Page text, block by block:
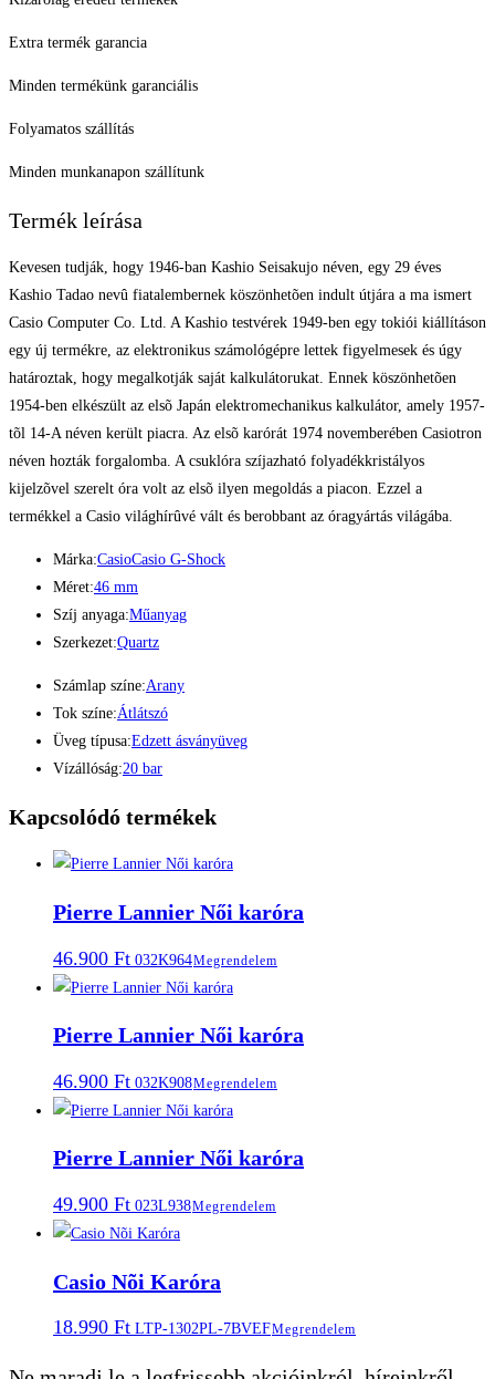
Extra termék garancia
Minden termékünk garanciális
Folyamatos szállítás
Minden munkanapon szállítunk
Termék leírása
Kevesen tudják, hogy 1946-ban Kashio Seisakujo néven, egy 29 éves
Kashio Tadao nevû fiatalembernek köszönhetõen indult útjára a ma ismert
Casio Computer Co. Ltd. A Kashio testvérek 1949-ben egy tokiói kiállításon
egy új termékre, az elektronikus számológépre lettek figyelmesek és úgy
határoztak, hogy megalkotják saját kalkulátorukat. Ennek köszönhetõen
1954-ben elkészült az elsõ Japán elektromechanikus kalkulátor, amely 1957-
tõl 14-A néven került piacra. Az elsõ karórát 1974 novemberében Casiotron
néven hozták forgalomba. A csuklóra szíjazható folyadékkristályos
kijelzõvel szerelt óra volt az elsõ ilyen megoldás a piacon. Ezzel a
termékkel a Casio világhírûvé vált és berobbant az óragyártás világába.
Márka:CasioCasio G-Shock
Méret:46 mm
Szíj anyaga:Műanyag
Szerkezet:Quartz
Számlap színe:Arany
Tok színe:Átlátszó
Üveg típusa:Edzett ásványüveg
Vízállóság:20 bar
Kapcsolódó termékek
Pierre Lannier Női karóra
46.900 Ft 032K964Megrendelem
Pierre Lannier Női karóra
46.900 Ft 032K908Megrendelem
Pierre Lannier Női karóra
49.900 Ft 023L938Megrendelem
Casio Nõi Karóra
18.990 Ft LTP-1302PL-7BVEFMegrendelem